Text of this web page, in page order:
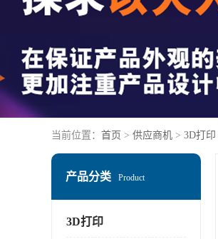
当前位置： 首页 > 供应商机 > 3D打印
产品分类 Product
3D打印